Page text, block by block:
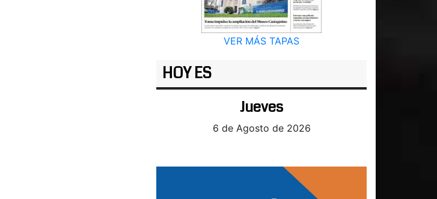
VER MÁS TAPAS
HOY ES
Jueves
6 de Agosto de 2026